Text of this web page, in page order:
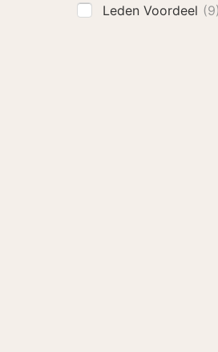
Leden Voordeel (9)